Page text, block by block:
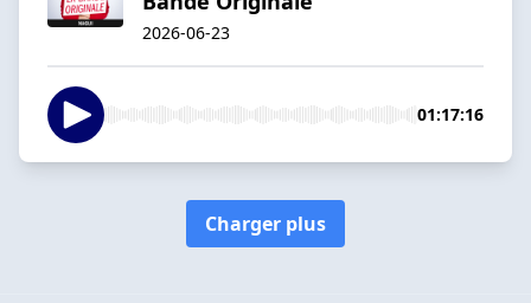
2026-06-23
01:17:16
Charger plus